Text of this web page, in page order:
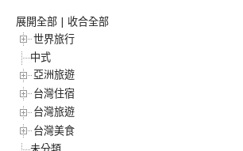
展開全部 | 收合全部
世界旅行
中式
亞洲旅遊
台灣住宿
台灣旅遊
台灣美食